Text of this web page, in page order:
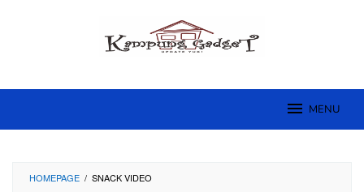
MENU
HOMEPAGE / SNACK VIDEO